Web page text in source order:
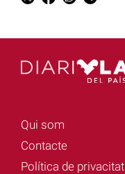
Qui som
Contacte
Política de privacitat